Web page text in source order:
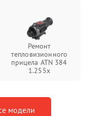
Ремонт
тепловизионного
прицела ATN 384
1.255х
модели